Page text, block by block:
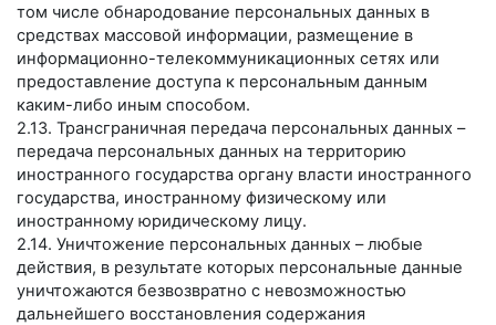
том числе обнародование персональных данных в
средствах массовой информации, размещение в
информационно-телекоммуникационных сетях или
предоставление доступа к персональным данным
каким-либо иным способом.
2.13. Трансграничная передача персональных данных –
передача персональных данных на территорию
иностранного государства органу власти иностранного
государства, иностранному физическому или
иностранному юридическому лицу.
2.14. Уничтожение персональных данных – любые
действия, в результате которых персональные данные
уничтожаются безвозвратно с невозможностью
дальнейшего восстановления содержания